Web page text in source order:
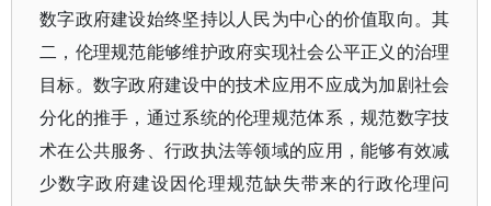
数字政府建设始终坚持以人民为中心的价值取向。其
二，伦理规范能够维护政府实现社会公平正义的治理
目标。数字政府建设中的技术应用不应成为加剧社会
分化的推手，通过系统的伦理规范体系，规范数字技
术在公共服务、行政执法等领域的应用，能够有效减
少数字政府建设因伦理规范缺失带来的行政伦理问